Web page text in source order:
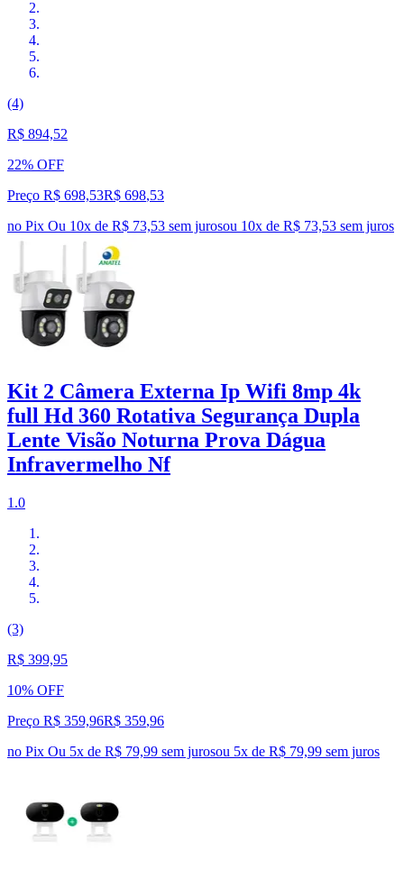
(4)
R$ 894,52
22% OFF
Preço R$ 698,53R$ 698,53
no Pix Ou 10x de R$ 73,53 sem jurosou 10x de R$ 73,53 sem juros
Kit 2 Câmera Externa Ip Wifi 8mp 4k
full Hd 360 Rotativa Segurança Dupla
Lente Visão Noturna Prova Dágua
Infravermelho Nf
1.0
(3)
R$ 399,95
10% OFF
Preço R$ 359,96R$ 359,96
no Pix Ou 5x de R$ 79,99 sem jurosou 5x de R$ 79,99 sem juros